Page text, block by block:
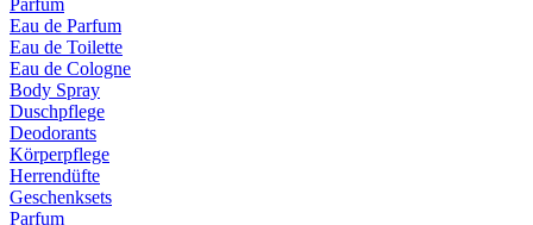
Parfum
Eau de Parfum
Eau de Toilette
Eau de Cologne
Body Spray
Duschpflege
Deodorants
Körperpflege
Herrendüfte
Geschenksets
Parfum